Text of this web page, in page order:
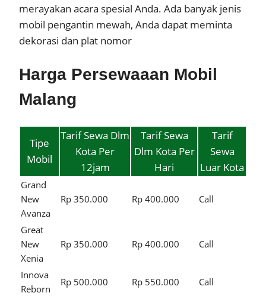
merayakan acara spesial Anda. Ada banyak jenis
mobil pengantin mewah, Anda dapat meminta
dekorasi dan plat nomor
Harga Persewaaan Mobil
Malang
Tipe
Mobil
Tarif Sewa Dlm
Kota Per
12jam
Tarif Sewa
Dlm Kota Per
Hari
Tarif
Sewa
Luar Kota
Grand
New
Avanza
Rp 350.000 Rp 400.000 Call
Great
New
Xenia
Rp 350.000 Rp 400.000 Call
Innova
Reborn
Rp 500.000 Rp 550.000
Call